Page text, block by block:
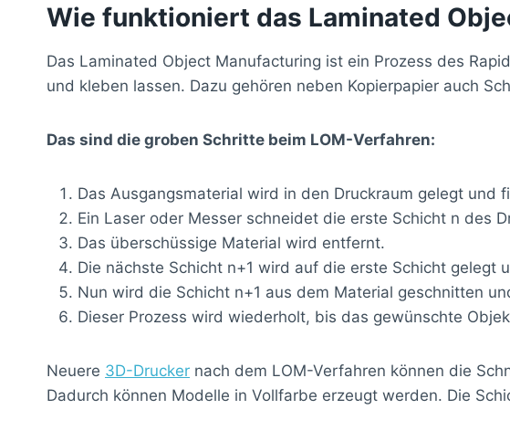
Wie funktioniert das Laminated
Das Laminated Object Manufacturing ist ein Prozess des
und kleben lassen. Dazu gehören neben Kopierpapier auch
Das sind die groben Schritte beim LOM-Verfahren:
Das Ausgangsmaterial wird in den Druckraum gelegt und
Ein Laser oder Messer schneidet die erste Schicht n des
Das überschüssige Material wird entfernt.
Die nächste Schicht n+1 wird auf die erste Schicht gelegt
Nun wird die Schicht n+1 aus dem Material geschnitten
Dieser Prozess wird wiederholt, bis das gewünschte
Neuere 3D-Drucker nach dem LOM-Verfahren können die
Dadurch können Modelle in Vollfarbe erzeugt werden. Die